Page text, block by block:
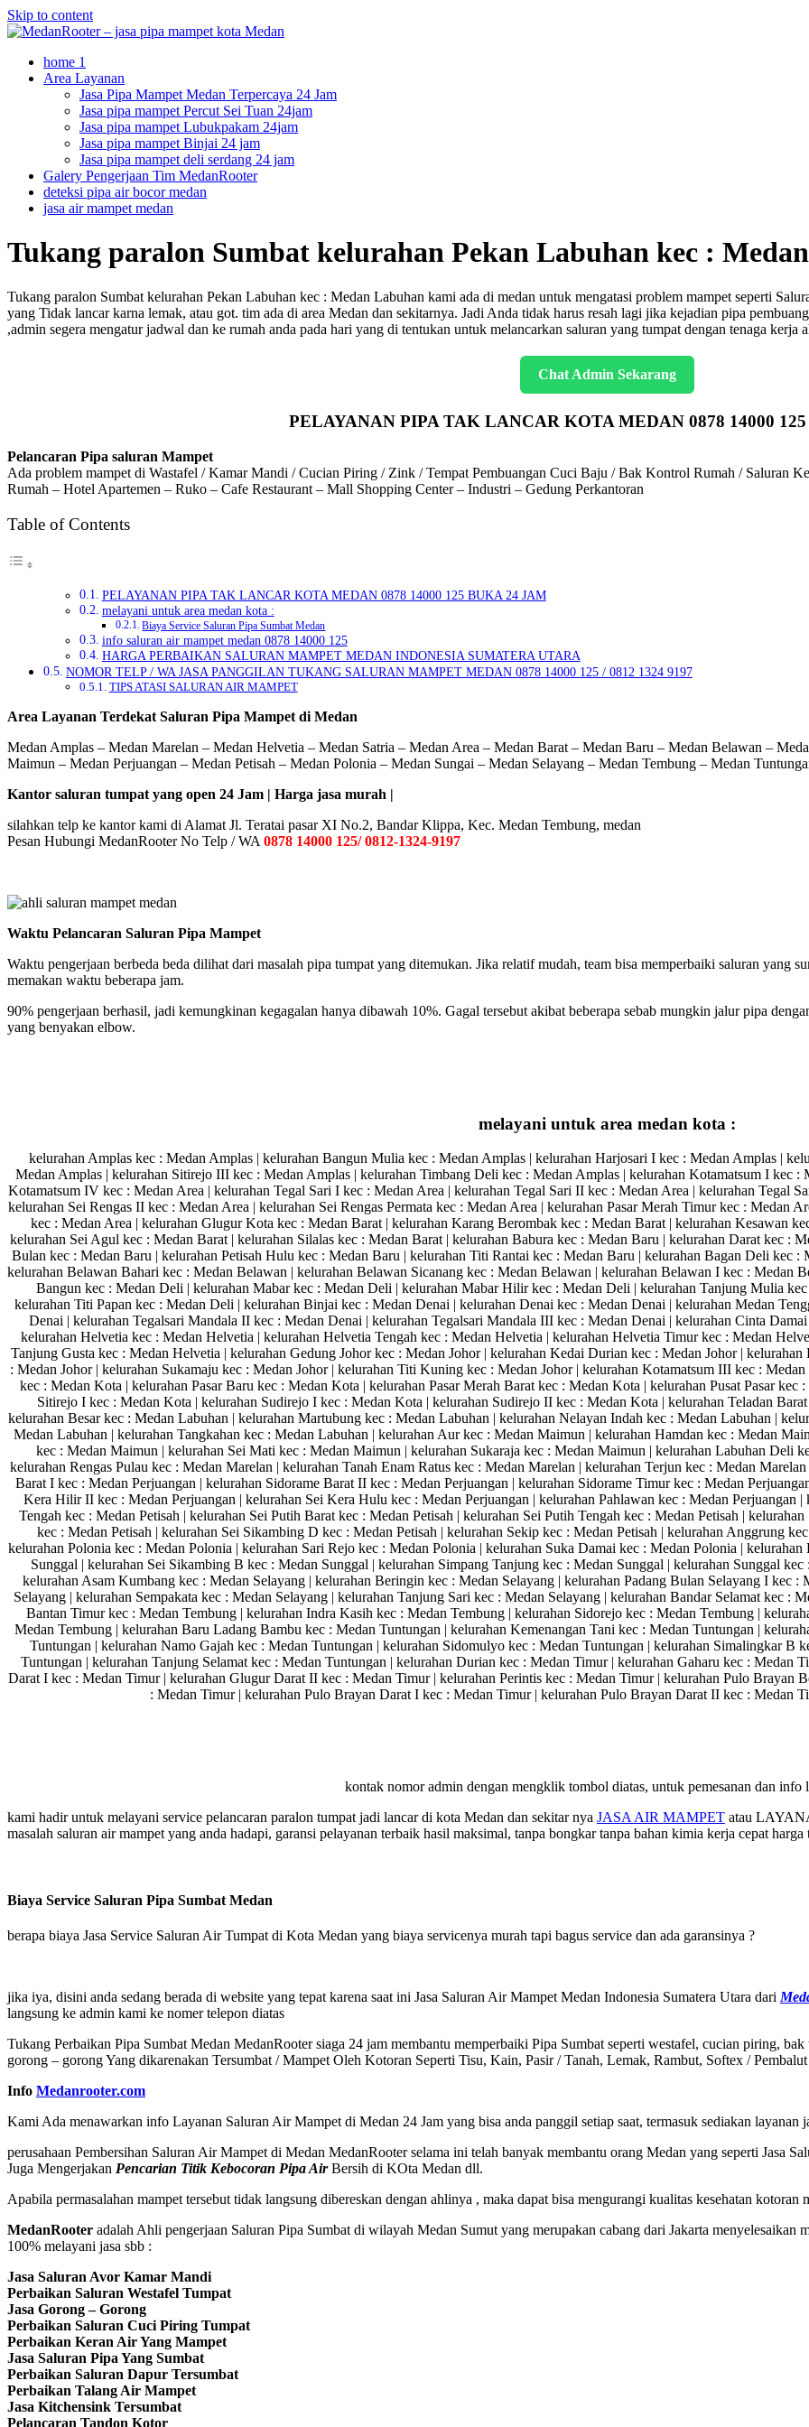
Skip to content
home 1
Area Layanan
Jasa Pipa Mampet Medan Terpercaya 24 Jam
Jasa pipa mampet Percut Sei Tuan 24jam
Jasa pipa mampet Lubukpakam 24jam
Jasa pipa mampet Binjai 24 jam
Jasa pipa mampet deli serdang 24 jam
Galery Pengerjaan Tim MedanRooter
deteksi pipa air bocor medan
jasa air mampet medan
Tukang paralon Sumbat kelurahan Pekan Labuhan kec :
Tukang paralon Sumbat kelurahan Pekan Labuhan kec : Medan Labuhan kami ada di medan untuk mengatasi problem mampet seperti
yang Tidak lancar karna lemak, atau got. tim ada di area Medan dan sekitarnya. Jadi Anda tidak harus resah lagi jika kejadian pipa
,admin segera mengatur jadwal dan ke rumah anda pada hari yang di tentukan untuk melancarkan saluran yang tumpat dengan tenaga
Chat Admin Sekarang
PELAYANAN PIPA TAK LANCAR KOTA MEDAN 0878 14000
Pelancaran Pipa saluran Mampet
Ada problem mampet di Wastafel / Kamar Mandi / Cucian Piring / Zink / Tempat Pembuangan Cuci Baju / Bak Kontrol Rumah / Saluran
Rumah – Hotel Apartemen – Ruko – Cafe Restaurant – Mall Shopping Center – Industri – Gedung Perkantoran
Table of Contents
PELAYANAN PIPA TAK LANCAR KOTA MEDAN 0878 14000 125 BUKA 24 JAM
melayani untuk area medan kota :
Biaya Service Saluran Pipa Sumbat Medan
info saluran air mampet medan 0878 14000 125
HARGA PERBAIKAN SALURAN MAMPET MEDAN INDONESIA SUMATERA UTARA
NOMOR TELP / WA JASA PANGGILAN TUKANG SALURAN MAMPET MEDAN 0878 14000 125 / 0812 1324 9197
TIPS ATASI SALURAN AIR MAMPET
Area Layanan Terdekat Saluran Pipa Mampet di Medan
Medan Amplas – Medan Marelan – Medan Helvetia – Medan Satria – Medan Area – Medan Barat – Medan Baru – Medan Belawan –
Maimun – Medan Perjuangan – Medan Petisah – Medan Polonia – Medan Sungai – Medan Selayang – Medan Tembung – Medan
Kantor saluran tumpat yang open 24 Jam | Harga jasa murah |
silahkan telp ke kantor kami di Alamat Jl. Teratai pasar XI No.2, Bandar Klippa, Kec. Medan Tembung, medan
Pesan Hubungi MedanRooter No Telp / WA 0878 14000 125/ 0812-1324-9197
Waktu Pelancaran Saluran Pipa Mampet
Waktu pengerjaan berbeda beda dilihat dari masalah pipa tumpat yang ditemukan. Jika relatif mudah, team bisa memperbaiki saluran yang
memakan waktu beberapa jam.
90% pengerjaan berhasil, jadi kemungkinan kegagalan hanya dibawah 10%. Gagal tersebut akibat beberapa sebab mungkin jalur pipa
yang benyakan elbow.
melayani untuk area medan kota :
kelurahan Amplas kec : Medan Amplas | kelurahan Bangun Mulia kec : Medan Amplas | kelurahan Harjosari I kec : Medan Amplas |
Medan Amplas | kelurahan Sitirejo III kec : Medan Amplas | kelurahan Timbang Deli kec : Medan Amplas | kelurahan Kotamatsum I kec
Kotamatsum IV kec : Medan Area | kelurahan Tegal Sari I kec : Medan Area | kelurahan Tegal Sari II kec : Medan Area | kelurahan Tegal
kelurahan Sei Rengas II kec : Medan Area | kelurahan Sei Rengas Permata kec : Medan Area | kelurahan Pasar Merah Timur kec : Medan
kec : Medan Area | kelurahan Glugur Kota kec : Medan Barat | kelurahan Karang Berombak kec : Medan Barat | kelurahan Kesawan
kelurahan Sei Agul kec : Medan Barat | kelurahan Silalas kec : Medan Barat | kelurahan Babura kec : Medan Baru | kelurahan Darat kec :
Bulan kec : Medan Baru | kelurahan Petisah Hulu kec : Medan Baru | kelurahan Titi Rantai kec : Medan Baru | kelurahan Bagan Deli kec
kelurahan Belawan Bahari kec : Medan Belawan | kelurahan Belawan Sicanang kec : Medan Belawan | kelurahan Belawan I kec : Medan
Bangun kec : Medan Deli | kelurahan Mabar kec : Medan Deli | kelurahan Mabar Hilir kec : Medan Deli | kelurahan Tanjung Mulia
kelurahan Titi Papan kec : Medan Deli | kelurahan Binjai kec : Medan Denai | kelurahan Denai kec : Medan Denai | kelurahan Medan
Denai | kelurahan Tegalsari Mandala II kec : Medan Denai | kelurahan Tegalsari Mandala III kec : Medan Denai | kelurahan Cinta
kelurahan Helvetia kec : Medan Helvetia | kelurahan Helvetia Tengah kec : Medan Helvetia | kelurahan Helvetia Timur kec : Medan
Tanjung Gusta kec : Medan Helvetia | kelurahan Gedung Johor kec : Medan Johor | kelurahan Kedai Durian kec : Medan Johor |
: Medan Johor | kelurahan Sukamaju kec : Medan Johor | kelurahan Titi Kuning kec : Medan Johor | kelurahan Kotamatsum III kec :
kec : Medan Kota | kelurahan Pasar Baru kec : Medan Kota | kelurahan Pasar Merah Barat kec : Medan Kota | kelurahan Pusat Pasar
Sitirejo I kec : Medan Kota | kelurahan Sudirejo I kec : Medan Kota | kelurahan Sudirejo II kec : Medan Kota | kelurahan Teladan
kelurahan Besar kec : Medan Labuhan | kelurahan Martubung kec : Medan Labuhan | kelurahan Nelayan Indah kec : Medan Labuhan |
Medan Labuhan | kelurahan Tangkahan kec : Medan Labuhan | kelurahan Aur kec : Medan Maimun | kelurahan Hamdan kec : Medan
kec : Medan Maimun | kelurahan Sei Mati kec : Medan Maimun | kelurahan Sukaraja kec : Medan Maimun | kelurahan Labuhan Deli
kelurahan Rengas Pulau kec : Medan Marelan | kelurahan Tanah Enam Ratus kec : Medan Marelan | kelurahan Terjun kec : Medan
Barat I kec : Medan Perjuangan | kelurahan Sidorame Barat II kec : Medan Perjuangan | kelurahan Sidorame Timur kec : Medan
Kera Hilir II kec : Medan Perjuangan | kelurahan Sei Kera Hulu kec : Medan Perjuangan | kelurahan Pahlawan kec : Medan Perjuangan
Tengah kec : Medan Petisah | kelurahan Sei Putih Barat kec : Medan Petisah | kelurahan Sei Putih Tengah kec : Medan Petisah |
kec : Medan Petisah | kelurahan Sei Sikambing D kec : Medan Petisah | kelurahan Sekip kec : Medan Petisah | kelurahan Anggrung
kelurahan Polonia kec : Medan Polonia | kelurahan Sari Rejo kec : Medan Polonia | kelurahan Suka Damai kec : Medan Polonia |
Sunggal | kelurahan Sei Sikambing B kec : Medan Sunggal | kelurahan Simpang Tanjung kec : Medan Sunggal | kelurahan Sunggal
kelurahan Asam Kumbang kec : Medan Selayang | kelurahan Beringin kec : Medan Selayang | kelurahan Padang Bulan Selayang I kec
Selayang | kelurahan Sempakata kec : Medan Selayang | kelurahan Tanjung Sari kec : Medan Selayang | kelurahan Bandar Selamat kec :
Bantan Timur kec : Medan Tembung | kelurahan Indra Kasih kec : Medan Tembung | kelurahan Sidorejo kec : Medan Tembung |
Medan Tembung | kelurahan Baru Ladang Bambu kec : Medan Tuntungan | kelurahan Kemenangan Tani kec : Medan Tuntungan |
Tuntungan | kelurahan Namo Gajah kec : Medan Tuntungan | kelurahan Sidomulyo kec : Medan Tuntungan | kelurahan Simalingkar B
Tuntungan | kelurahan Tanjung Selamat kec : Medan Tuntungan | kelurahan Durian kec : Medan Timur | kelurahan Gaharu kec :
Darat I kec : Medan Timur | kelurahan Glugur Darat II kec : Medan Timur | kelurahan Perintis kec : Medan Timur | kelurahan Pulo Brayan
: Medan Timur | kelurahan Pulo Brayan Darat I kec : Medan Timur | kelurahan Pulo Brayan Darat II kec : Medan
kontak nomor admin dengan mengklik tombol diatas, untuk pemesanan dan info
kami hadir untuk melayani service pelancaran paralon tumpat jadi lancar di kota Medan dan sekitar nya JASA AIR MAMPET atau
masalah saluran air mampet yang anda hadapi, garansi pelayanan terbaik hasil maksimal, tanpa bongkar tanpa bahan kimia kerja cepat harga
Biaya Service Saluran Pipa Sumbat Medan
berapa biaya Jasa Service Saluran Air Tumpat di Kota Medan yang biaya servicenya murah tapi bagus service dan ada garansinya ?
jika iya, disini anda sedang berada di website yang tepat karena saat ini Jasa Saluran Air Mampet Medan Indonesia Sumatera Utara dari
langsung ke admin kami ke nomer telepon diatas
Tukang Perbaikan Pipa Sumbat Medan MedanRooter siaga 24 jam membantu memperbaiki Pipa Sumbat seperti westafel, cucian piring,
gorong – gorong Yang dikarenakan Tersumbat / Mampet Oleh Kotoran Seperti Tisu, Kain, Pasir / Tanah, Lemak, Rambut, Softex /
Info Medanrooter.com
Kami Ada menawarkan info Layanan Saluran Air Mampet di Medan 24 Jam yang bisa anda panggil setiap saat, termasuk sediakan
perusahaan Pembersihan Saluran Air Mampet di Medan MedanRooter selama ini telah banyak membantu orang Medan yang seperti Jasa
Juga Mengerjakan Pencarian Titik Kebocoran Pipa Air Bersih di KOta Medan dll.
Apabila permasalahan mampet tersebut tidak langsung dibereskan dengan ahlinya , maka dapat bisa mengurangi kualitas kesehatan kotoran
MedanRooter adalah Ahli pengerjaan Saluran Pipa Sumbat di wilayah Medan Sumut yang merupakan cabang dari Jakarta menyelesaikan
100% melayani jasa sbb :
Jasa Saluran Avor Kamar Mandi
Perbaikan Saluran Westafel Tumpat
Jasa Gorong – Gorong
Perbaikan Saluran Cuci Piring Tumpat
Perbaikan Keran Air Yang Mampet
Jasa Saluran Pipa Yang Sumbat
Perbaikan Saluran Dapur Tersumbat
Perbaikan Talang Air Mampet
Jasa Kitchensink Tersumbat
Pelancaran Tandon Kotor